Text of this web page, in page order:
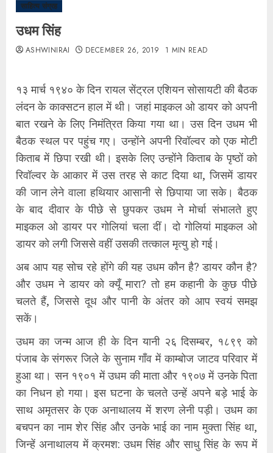
साहित्य संग्रह
उधम सिंह
ASHWINIRAI DECEMBER 26, 2019 1 MIN READ
१३ मार्च १९४० के दिन रायल सेंट्रल एशियन सोसायटी की बैठक
लंदन के काक्सटन हाल में थी। जहां माइकल ओ डायर को अपनी
बात रखने के लिए निमंत्रित किया गया था। उस दिन उधम भी
बैठक स्थल पर पहुंच गए। उन्होंने अपनी रिवॉल्वर को एक मोटी
किताब में छिपा रखी थी। इसके लिए उन्होंने किताब के पृष्ठों को
रिवॉल्वर के आकार में उस तरह से काट दिया था, जिसमें डायर
की जान लेने वाला हथियार आसानी से छिपाया जा सके। बैठक
के बाद दीवार के पीछे से छुपकर उधम ने मोर्चा संभालते हुए
माइकल ओ डायर पर गोलियां चला दीं। दो गोलियां माइकल ओ
डायर को लगी जिससे वहीं उसकी तत्काल मृत्यु हो गई।
अब आप यह सोच रहे होंगे की यह उधम कौन है? डायर कौन है?
और उधम ने डायर को क्यूँ मारा? तो हम कहानी के कुछ पीछे
चलते हैं, जिससे दूध और पानी के अंतर को आप स्वयं समझ
सकें।
उधम का जन्म आज ही के दिन यानी २६ दिसम्बर, १८९९ को
पंजाब के संगरूर जिले के सुनाम गाँव में काम्बोज जाटव परिवार में
हुआ था। सन १९०१ में उधम की माता और १९०७ में उनके पिता
का निधन हो गया। इस घटना के चलते उन्हें अपने बड़े भाई के
साथ अमृतसर के एक अनाथालय में शरण लेनी पड़ी। उधम का
बचपन का नाम शेर सिंह और उनके भाई का नाम मुक्ता सिंह था,
जिन्हें अनाथालय में क्रमश: उधम सिंह और साधु सिंह के रूप में